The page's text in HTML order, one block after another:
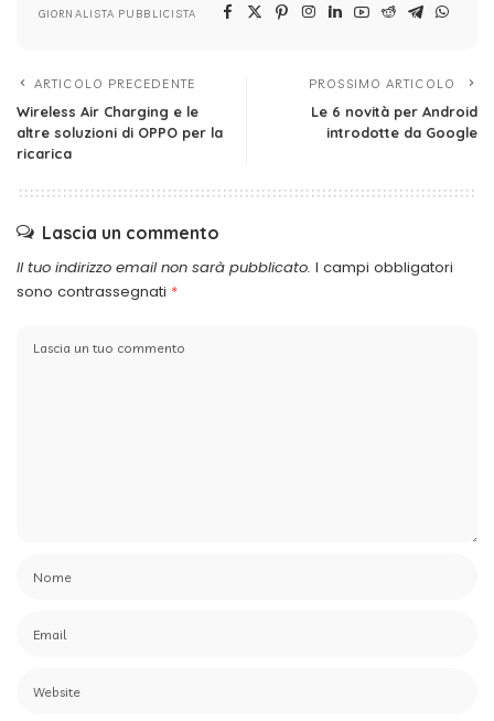
GIORNALISTA PUBBLICISTA
ARTICOLO PRECEDENTE
Wireless Air Charging e le
altre soluzioni di OPPO per la
ricarica
PROSSIMO ARTICOLO
Le 6 novità per Android
introdotte da Google
Lascia un commento
Il tuo indirizzo email non sarà pubblicato. I campi obbligatori
sono contrassegnati *